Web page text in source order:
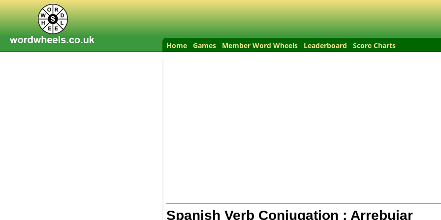
Home Games Member Word Wheels Leaderboard Score Charts
Spanish Verb Conjugation : Arrebujar